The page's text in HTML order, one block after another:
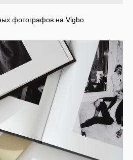
фотографов на Vigbo